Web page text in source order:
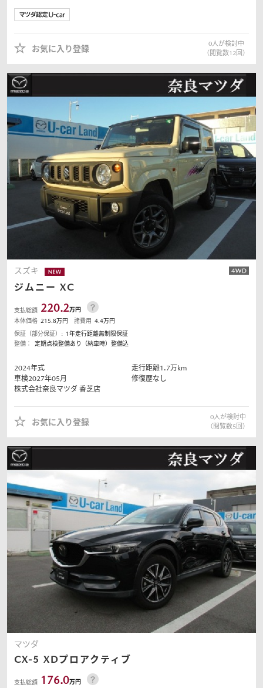
お気に入り登録
0人が検討中
（閲覧数12回）
スズキ
ジムニー XC
支払総額 220.2万円
本体価格 215.8万円 諸費用 4.4万円
保証（部分保証）: 1年走行距離無制限保証
整備：
定期点検整備あり（納車時）整備込
2024年式 走行距離1.7万km
車検2027年05月
修復歴なし
株式会社奈良マツダ 香芝店
お気に入り登録
0人が検討中
（閲覧数5回）
マツダ
CX-5 XDプロアクティブ
支払総額 176.0万円